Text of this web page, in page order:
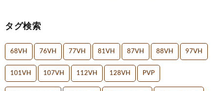
タグ検索
68VH 76VH 77VH 81VH 87VH 88VH 97VH
101VH 107VH 112VH 128VH PVP